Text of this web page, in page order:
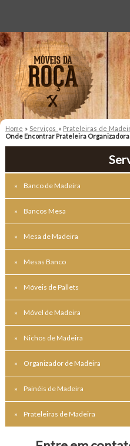
Home » Serviços » Prateleiras de
Onde Encontrar Prateleira Organizadora
Banco de Madeira
Bancos Mesa
Mesa de Madeira
Mesas Banco
Móveis de Pallets
Móvel de Madeira
Nichos de Madeira
Organizador de Madeira
Painéis de Madeira
Prateleiras de Madeira